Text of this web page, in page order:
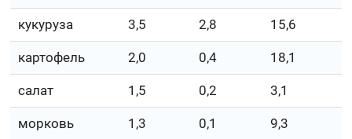
кукуруза 3,5 2,8 15,6
картофель 2,0 0,4 18,1
салат 1,5 0,2 3,1
морковь 1,3 0,1 9,3